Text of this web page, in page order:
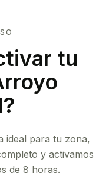
tu
?
ideal para tu zona,
y activamos
de 8 horas.